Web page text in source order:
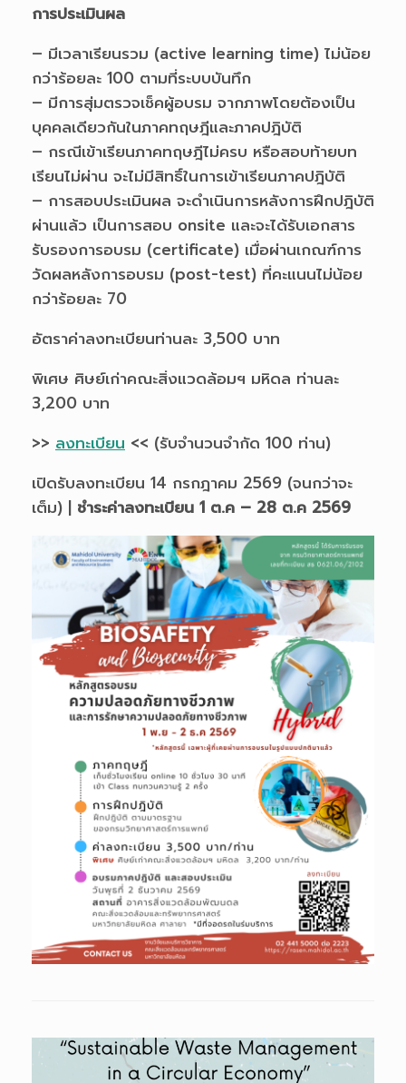
การประเมินผล
– มีเวลาเรียนรวม (active learning time) ไม่น้อย
กว่าร้อยละ 100 ตามที่ระบบบันทึก
– มีการสุ่มตรวจเช็คผู้อบรม จากภาพโดยต้องเป็น
บุคคลเดียวกันในภาคทฤษฎีและภาคปฎิบัติ
– กรณีเข้าเรียนภาคทฤษฎีไม่ครบ หรือสอบท้ายบท
เรียนไม่ผ่าน จะไม่มีสิทธิ์ในการเข้าเรียนภาคปฎิบัติ
– การสอบประเมินผล จะดำเนินการหลังการฝึกปฎิบัติ
ผ่านแล้ว เป็นการสอบ onsite และจะได้รับเอกสาร
รับรองการอบรม (certificate) เมื่อผ่านเกณฑ์การ
วัดผลหลังการอบรม (post-test) ที่คะแนนไม่น้อย
กว่าร้อยละ 70
อัตราค่าลงทะเบียนท่านละ 3,500 บาท
พิเศษ ศิษย์เก่าคณะสิ่งแวดล้อมฯ มหิดล ท่านละ
3,200 บาท
>> ลงทะเบียน << (รับจำนวนจำกัด 100 ท่าน)
เปิดรับลงทะเบียน 14 กรกฎาคม 2569 (จนกว่าจะ
เต็ม) | ชำระค่าลงทะเบียน 1 ต.ค – 28 ต.ค 2569